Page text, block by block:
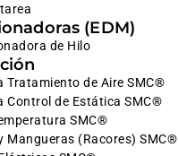
(EDM)
de Hilo
Tratamiento de Aire SMC®
Control de Estática SMC®
SMC®
Mangueras (Racores) SMC®